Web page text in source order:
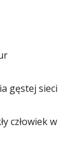
gęstej sieci
człowiek w